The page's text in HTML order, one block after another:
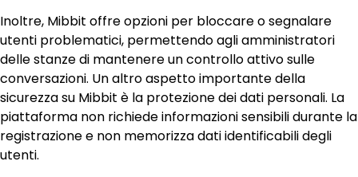
Inoltre, Mibbit offre opzioni per bloccare o segnalare
utenti problematici, permettendo agli amministratori
delle stanze di mantenere un controllo attivo sulle
conversazioni. Un altro aspetto importante della
sicurezza su Mibbit è la protezione dei dati personali. La
piattaforma non richiede informazioni sensibili durante la
registrazione e non memorizza dati identificabili degli
utenti.